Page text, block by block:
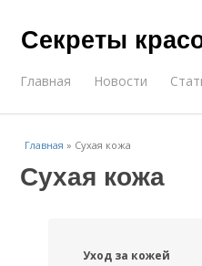
Секреты
Главная Новости
Главная » Сухая кожа
Сухая кожа
Уход за кожей